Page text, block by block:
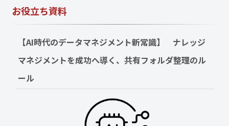
お役立ち資料
【AI時代のデータマネジメント新常識】　ナレッジ
マネジメントを成功へ導く、共有フォルダ整理のル
ール